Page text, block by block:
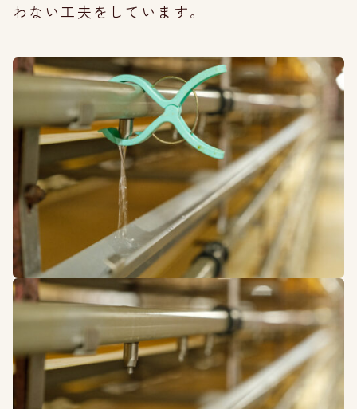
わない工夫をしています。